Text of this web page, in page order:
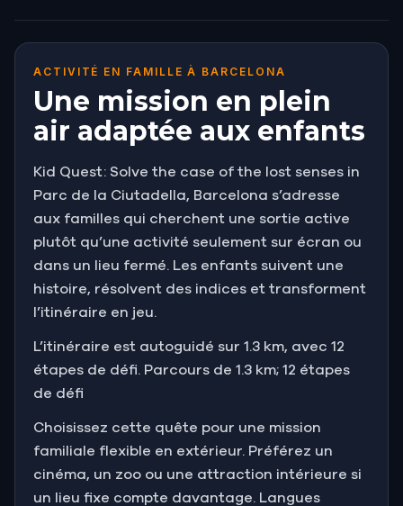
ACTIVITÉ EN FAMILLE À BARCELONA
Une mission en plein
air adaptée aux enfants
Kid Quest: Solve the case of the lost senses in
Parc de la Ciutadella, Barcelona s’adresse
aux familles qui cherchent une sortie active
plutôt qu’une activité seulement sur écran ou
dans un lieu fermé. Les enfants suivent une
histoire, résolvent des indices et transforment
l’itinéraire en jeu.
L’itinéraire est autoguidé sur 1.3 km, avec 12
étapes de défi. Parcours de 1.3 km; 12 étapes
de défi
Choisissez cette quête pour une mission
familiale flexible en extérieur. Préférez un
cinéma, un zoo ou une attraction intérieure si
un lieu fixe compte davantage. Langues